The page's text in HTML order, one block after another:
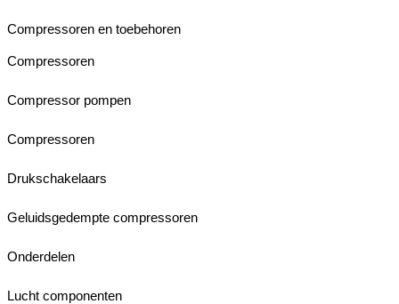
Compressoren en toebehoren
Compressoren
Compressor pompen
Compressoren
Drukschakelaars
Geluidsgedempte compressoren
Onderdelen
Lucht componenten